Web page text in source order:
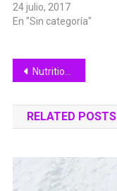
24 julio, 2017
En "Sin categoría"
Navegación
de
entradas
Nutritious Food Good For Healthy Life
RELATED POSTS